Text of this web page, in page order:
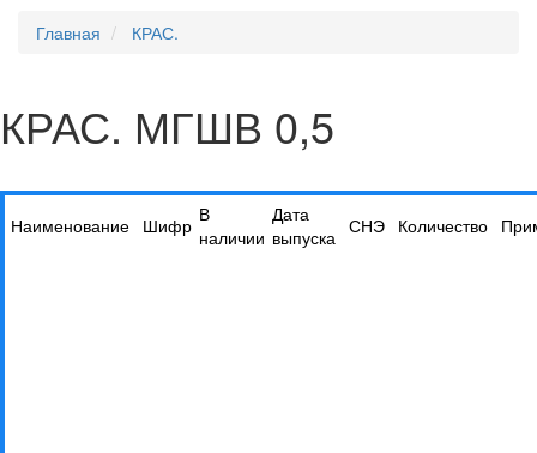
Главная
КРАС.
КРАС. МГШВ 0,5
Наименование Шифр В
наличии
Дата
выпуска СНЭ Количество